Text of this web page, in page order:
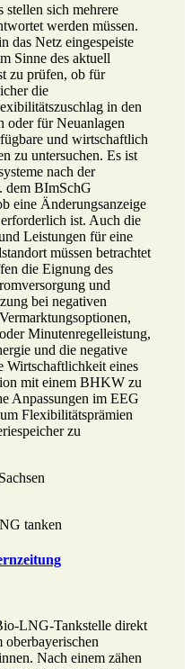
stellen sich mehrere
werden müssen.
das Netz eingespeiste
Sinne des aktuell
zu prüfen, ob für
die
in den
oder für Neuanlagen
und wirtschaftlich
zu untersuchen. Es ist
nach der
dem BImSchG
eine Änderungsanzeige
ist. Auch die
Leistungen für eine
müssen betrachtet
die Eignung des
und
bei negativen
Minutenregelleistung,
und die negative
Wirtschaftlichkeit eines
mit einem BHKW zu
Anpassungen im EEG
Flexibilitätsprämien
zu
tanken
LNG-Tankstelle direkt
oberbayerischen
Nach einem zähen